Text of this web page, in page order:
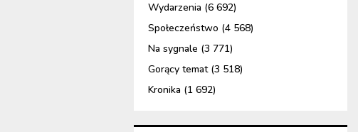
Wydarzenia (6 692)
Społeczeństwo (4 568)
Na sygnale (3 771)
Gorący temat(3 518)
Kronika (1 692)